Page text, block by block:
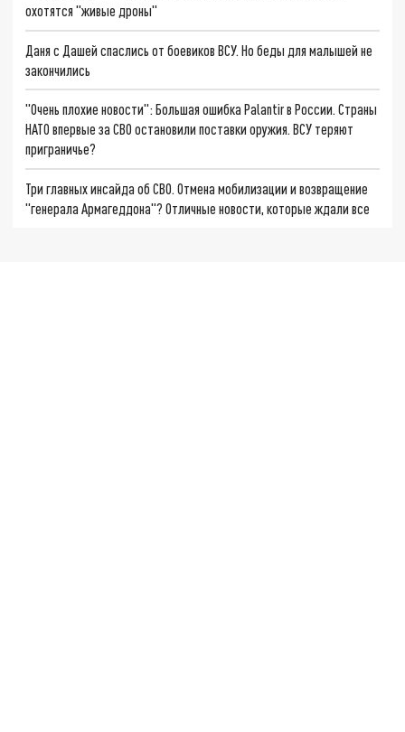
охотятся "живые дроны"
Даня с Дашей спаслись от боевиков ВСУ. Но беды для малышей не
закончились
"Очень плохие новости": Большая ошибка Palantir в России. Страны
НАТО впервые за СВО остановили поставки оружия. ВСУ теряют
приграничье?
Три главных инсайда об СВО. Отмена мобилизации и возвращение
"генерала Армагеддона"? Отличные новости, которые ждали все